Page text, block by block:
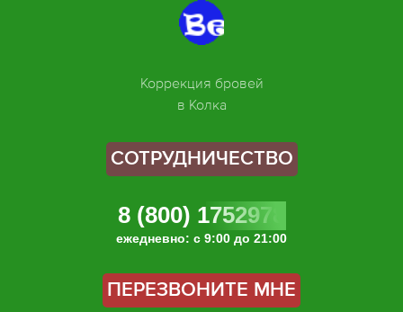
Коррекция бровей
в Колка
СОТРУДНИЧЕСТВО
8 (800) 1752978
ежедневно: с 9:00 до 21:00
ПЕРЕЗВОНИТЕ МНЕ